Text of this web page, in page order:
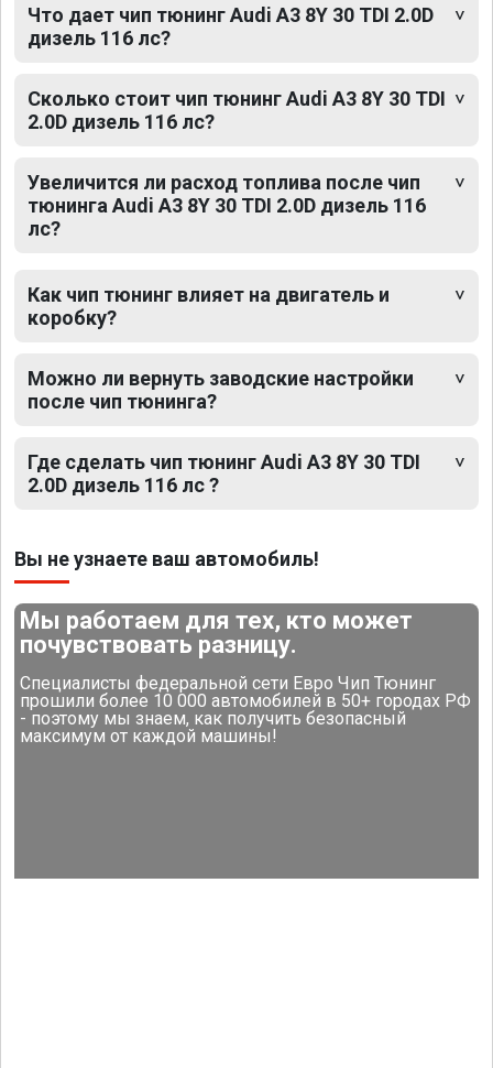
Что дает чип тюнинг Audi A3 8Y 30 TDI 2.0D
дизель 116 лс?
Сколько стоит чип тюнинг Audi A3 8Y 30 TDI
2.0D дизель 116 лс?
Увеличится ли расход топлива после чип
тюнинга Audi A3 8Y 30 TDI 2.0D дизель 116
лс?
Как чип тюнинг влияет на двигатель и
коробку?
Можно ли вернуть заводские настройки
после чип тюнинга?
Где сделать чип тюнинг Audi A3 8Y 30 TDI
2.0D дизель 116 лс ?
Вы не узнаете ваш автомобиль!
Мы работаем для тех, кто может
почувствовать разницу.
Специалисты федеральной сети Евро Чип Тюнинг
прошили более 10 000 автомобилей в 50+ городах РФ
- поэтому мы знаем, как получить безопасный
максимум от каждой машины!